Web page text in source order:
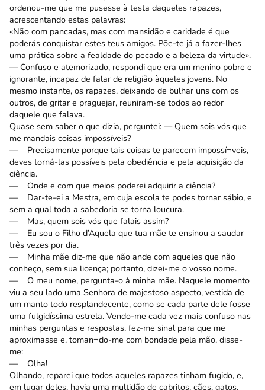
ordenou-me que me pusesse à testa daqueles rapazes,
acrescentando estas palavras:
«Não com pancadas, mas com mansidão e caridade é que
poderás conquistar estes teus amigos. Põe-te já a fazer-lhes
uma prática sobre a fealdade do pecado e a beleza da virtude».
— Confuso e atemorizado, respondi que era um menino pobre e
ignorante, incapaz de falar de religião àqueles jovens. No
mesmo instante, os rapazes, deixando de bulhar uns com os
outros, de gritar e praguejar, reuniram-se todos ao redor
daquele que falava.
Quase sem saber o que dizia, perguntei: — Quem sois vós que
me mandais coisas impossíveis?
— Precisamente porque tais coisas te parecem impossí¬veis,
deves torná-las possíveis pela obediência e pela aquisição da
ciência.
— Onde e com que meios poderei adquirir a ciência?
— Dar-te-ei a Mestra, em cuja escola te podes tornar sábio, e
sem a qual toda a sabedoria se torna loucura.
— Mas, quem sois vós que falais assim?
— Eu sou o Filho d’Aquela que tua mãe te ensinou a saudar
três vezes por dia.
— Minha mãe diz-me que não ande com aqueles que não
conheço, sem sua licença; portanto, dizei-me o vosso nome.
— O meu nome, pergunta-o à minha mãe. Naquele momento
viu a seu lado uma Senhora de majestoso aspecto, vestida de
um manto todo resplandecente, como se cada parte dele fosse
uma fulgidíssima estrela. Vendo-me cada vez mais confuso nas
minhas perguntas e respostas, fez-me sinal para que me
aproximasse e, toman¬do-me com bondade pela mão, disse-
me:
— Olha!
Olhando, reparei que todos aqueles rapazes tinham fugido, e,
em lugar deles, havia uma multidão de cabritos, cães, gatos,